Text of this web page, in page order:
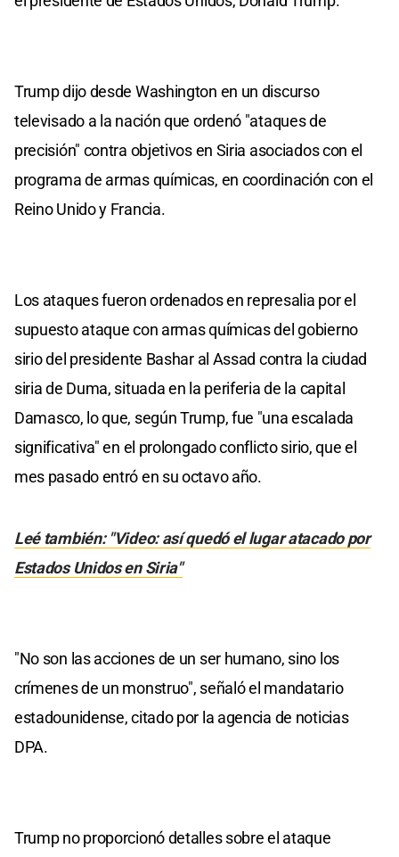
Trump dijo desde Washington en un discurso
televisado a la nación que ordenó "ataques de
precisión" contra objetivos en Siria asociados con el
programa de armas químicas, en coordinación con el
Reino Unido y Francia.
Los ataques fueron ordenados en represalia por el
supuesto ataque con armas químicas del gobierno
sirio del presidente Bashar al Assad contra la ciudad
siria de Duma, situada en la periferia de la capital
Damasco, lo que, según Trump, fue "una escalada
significativa" en el prolongado conflicto sirio, que el
mes pasado entró en su octavo año.
Leé también: "Video: así quedó el lugar atacado por
Estados Unidos en Siria"
"No son las acciones de un ser humano, sino los
crímenes de un monstruo", señaló el mandatario
estadounidense, citado por la agencia de noticias
DPA.
Trump no proporcionó detalles sobre el ataque